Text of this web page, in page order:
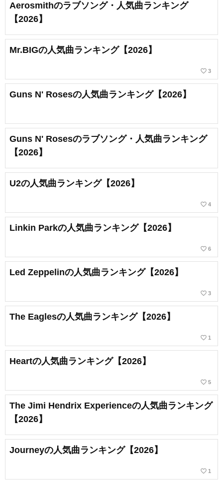
Aerosmithのラブソング・人気曲ランキング
【2026】
Mr.BIGの人気曲ランキング【2026】
favorite_border 3
Guns N' Rosesの人気曲ランキング【2026】
Guns N' Rosesのラブソング・人気曲ランキング
【2026】
U2の人気曲ランキング【2026】
favorite_border 4
Linkin Parkの人気曲ランキング【2026】
favorite_border 6
Led Zeppelinの人気曲ランキング【2026】
favorite_border 3
The Eaglesの人気曲ランキング【2026】
favorite_border 1
Heartの人気曲ランキング【2026】
favorite_border 5
The Jimi Hendrix Experienceの人気曲ランキング
【2026】
Journeyの人気曲ランキング【2026】
favorite_border 1